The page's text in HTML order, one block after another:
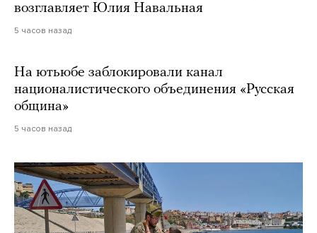
возглавляет Юлия Навальная
5 часов назад
На ютьюбе заблокировали канал
националистического объединения «Русская
община»
5 часов назад